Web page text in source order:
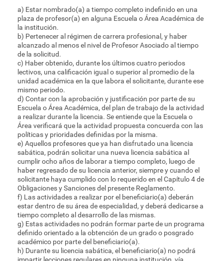
a) Estar nombrado(a) a tiempo completo indefinido en una
plaza de profesor(a) en alguna Escuela o Área Académica de
la institución.
b) Pertenecer al régimen de carrera profesional, y haber
alcanzado al menos el nivel de Profesor Asociado al tiempo
de la solicitud.
c) Haber obtenido, durante los últimos cuatro periodos
lectivos, una calificación igual o superior al promedio de la
unidad académica en la que labora el solicitante, durante ese
mismo periodo.
d) Contar con la aprobación y justificación por parte de su
Escuela o Área Académica, del plan de trabajo de la actividad
a realizar durante la licencia. Se entiende que la Escuela o
Área verificará que la actividad propuesta concuerda con las
políticas y prioridades definidas por la misma.
e) Aquellos profesores que ya han disfrutado una licencia
sabática, podrán solicitar una nueva licencia sabática al
cumplir ocho años de laborar a tiempo completo, luego de
haber regresado de su licencia anterior, siempre y cuando el
solicitante haya cumplido con lo requerido en el Capítulo 4 de
Obligaciones y Sanciones del presente Reglamento.
f) Las actividades a realizar por el beneficiario(a) deberán
estar dentro de su área de especialidad, y deberá dedicarse a
tiempo completo al desarrollo de las mismas.
g) Estas actividades no podrán formar parte de un programa
definido orientado a la obtención de un grado o posgrado
académico por parte del beneficiario(a).
h) Durante su licencia sabática, el beneficiario(a) no podrá